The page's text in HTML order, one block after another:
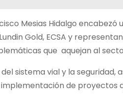
Mesias Hidalgo
Gold, ECSA y
que aquejan al
sistema vial y la
de proyectos